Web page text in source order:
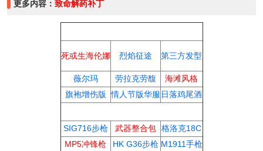
更多内容： 致命解药补丁
死或生海伦娜 烈焰征途 第三方发型
薇尔玛 劳拉克劳馥
海滩风格
旗袍增伤版 情人节版华服 日落鸡尾酒
SIG716步枪
武器整合包 格洛克18C
MP5冲锋枪
HK G36步枪 M1911手枪